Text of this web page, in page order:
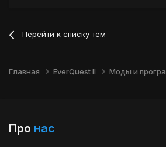
Перейти к списку тем
Главная EverQuest II Моды и
Про нас